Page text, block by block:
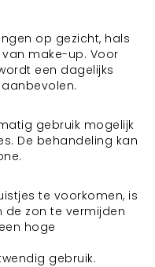
op gezicht, hals
make-up. Voor
een dagelijks
gebruik mogelijk
De behandeling kan
te voorkomen, is
zon te vermijden
hoge
gebruik.